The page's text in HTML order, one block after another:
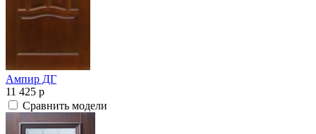
Ампир ДГ
11 425 p
Сравнить модели